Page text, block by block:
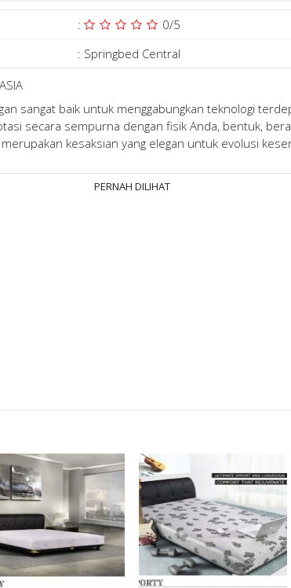
: 0/5
: Springbed Central
sangat baik untuk menggabungkan teknologi
secara sempurna dengan fisik Anda, bentuk,
kesaksian yang elegan untuk evolusi
PERNAH DILIHAT